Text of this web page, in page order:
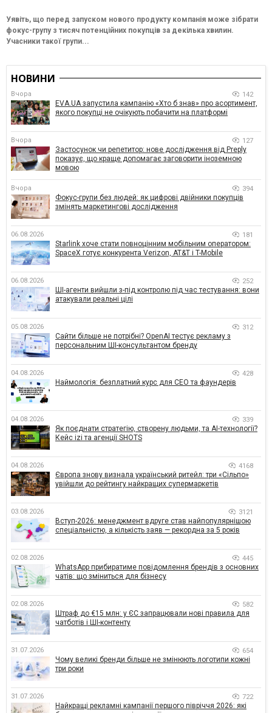
Уявіть, що перед запуском нового продукту компанія може зібрати
фокус-групу з тисяч потенційних покупців за декілька хвилин.
Учасники такої групи...
НОВИНИ
Вчора 142
EVA.UA запустила кампанію «Хто б знав» про асортимент,
якого покупці не очікують побачити на платформі
Вчора 127
Застосунок чи репетитор: нове дослідження від Preply
показує, що краще допомагає заговорити іноземною
мовою
Вчора 394
Фокус-групи без людей: як цифрові двійники покупців
змінять маркетингові дослідження
06.08.2026 181
Starlink хоче стати повноцінним мобільним оператором:
SpaceX готує конкурента Verizon, AT&T і T-Mobile
06.08.2026 252
ШІ-агенти вийшли з-під контролю під час тестування: вони
атакували реальні цілі
05.08.2026 312
Сайти більше не потрібні? OpenAI тестує рекламу з
персональним ШІ-консультантом бренду
04.08.2026 428
Наймологія: безплатний курс для CEO та фаундерів
04.08.2026 339
Як поєднати стратегію, створену людьми, та AI-технології?
Кейс izi та агенції SHOTS
04.08.2026 4168
Європа знову визнала український ритейл: три «Сільпо»
увійшли до рейтингу найкращих супермаркетів
03.08.2026 3121
Вступ-2026: менеджмент вдруге став найпопулярнішою
спеціальністю, а кількість заяв — рекордна за 5 років
02.08.2026 445
WhatsApp прибиратиме повідомлення брендів з основних
чатів: що зміниться для бізнесу
02.08.2026 582
Штраф до €15 млн: у ЄС запрацювали нові правила для
чатботів і ШІ-контенту
31.07.2026 654
Чому великі бренди більше не змінюють логотипи кожні
три роки
31.07.2026 722
Найкращі рекламні кампанії першого півріччя 2026: які